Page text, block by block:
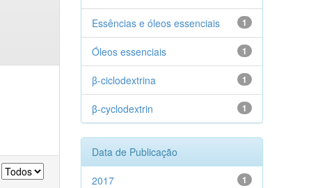
1
Essências e óleos essenciais
1
Óleos essenciais
1
β-ciclodextrina
1
β-cyclodextrin
Data de Publicação
1
2017